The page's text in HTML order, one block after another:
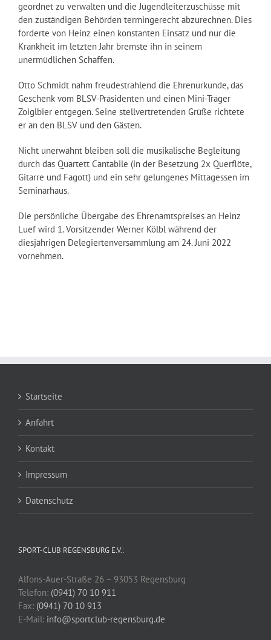
geordnet zu verwalten und die Jugendleiterzuschüsse mit
den zuständigen Behörden termingerecht abzurechnen. Dies
forderte von Heinz einen konstanten Einsatz und nur die
Krankheit im letzten Jahr bremste ihn in seinem
unermüdlichen Schaffen.
Otto Schmidt nahm freudestrahlend die Ehrenurkunde, das
Geschenk vom BLSV-Präsidenten und einen Mini-Träger
Zoiglbier entgegen. Seine stellvertretenden Grüße richtete
er an den BLSV und den Gästen.
Nicht unerwähnt bleiben soll die musikalische Begleitung
durch das Quartett Cantabile (in der Besetzung 2x Querflöte,
Gitarre und Fagott) und ein sehr gelungenes Mittagessen im
Seminarhaus.
Die persönliche Übergabe des Ehrenamtspreises an Heinz
Luef wird 1. Vorsitzender Werner Kölbl während der
diesjährigen Delegiertenversammlung am 24. Juni 2022
vornehmen.
Startseite
Anfahrt
Kontakt
Impressum
Datenschutz
SPORT-CLUB REGENSBURG E.V.:
Alfons-Auer-Straße 26 – 93053 Regensburg
Telefon: (0941) 70 10 911
Fax: (0941) 70 10 913
E-Mail: info@sportclub-regensburg.de